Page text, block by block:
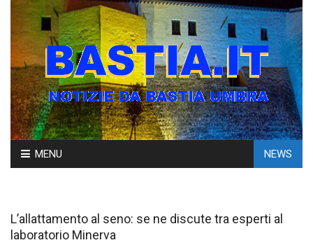
Skip
to
MENU NEWS
L’allattamento al seno: se ne discute tra esperti al
laboratorio Minerva